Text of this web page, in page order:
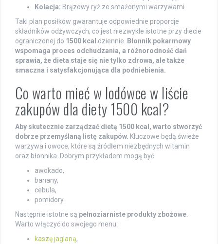
Kolacja: Brązowy ryż ze smażonymi warzywami.
Taki plan posiłków gwarantuje odpowiednie proporcje
składników odżywczych, co jest niezwykle istotne przy diecie
ograniczonej do 1500 kcal dziennie. Błonnik pokarmowy
wspomaga proces odchudzania, a różnorodność dań
sprawia, że dieta staje się nie tylko zdrowa, ale także
smaczna i satysfakcjonująca dla podniebienia.
Co warto mieć w lodówce w liście
zakupów dla diety 1500 kcal?
Aby skutecznie zarządzać dietą 1500 kcal, warto stworzyć
dobrze przemyślaną listę zakupów. Kluczowe będą świeże
warzywa i owoce, które są źródłem niezbędnych witamin
oraz błonnika. Dobrym przykładem mogą być:
awokado,
banany,
cebula,
pomidory.
Następnie istotne są pełnoziarniste produkty zbożowe.
Warto włączyć do swojego menu:
kaszę jaglaną,